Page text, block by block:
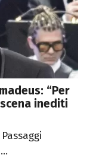
“Per
inediti